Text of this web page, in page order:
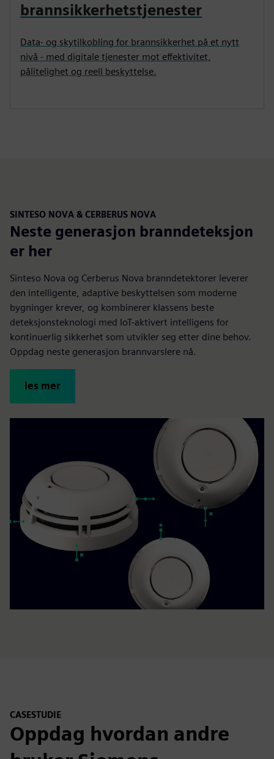
brannsikkerhetstjenester
Data- og skytilkobling for brannsikkerhet på et nytt
nivå - med digitale tjenester mot effektivitet,
pålitelighet og reell beskyttelse.
SINTESO NOVA & CERBERUS NOVA
Neste generasjon branndeteksjon
er her
Sinteso Nova og Cerberus Nova branndetektorer leverer
den intelligente, adaptive beskyttelsen som moderne
bygninger krever, og kombinerer klassens beste
deteksjonsteknologi med IoT-aktivert intelligens for
kontinuerlig sikkerhet som utvikler seg etter dine behov.
Oppdag neste generasjon brannvarslere nå.
les mer
CASESTUDIE
Oppdag hvordan andre